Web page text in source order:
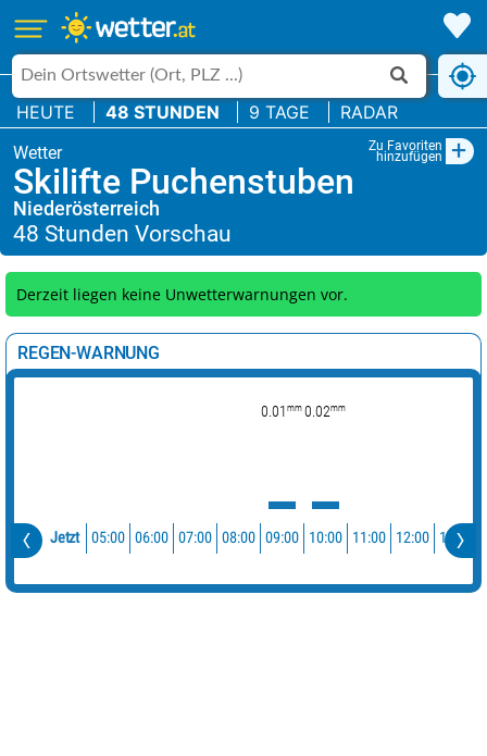
HEUTE 48 STUNDEN 9 TAGE RADAR
Zu Favoriten
hinzufügen +
Skilifte Puchenstuben
Niederösterreich
Derzeit liegen keine Unwetterwarnungen vor.
REGEN-WARNUNG
0.01 mm 0.02mm
Jetzt 05:00 06:00 07:00 08:00 09:00 10:00 11:00 12:00 13:00